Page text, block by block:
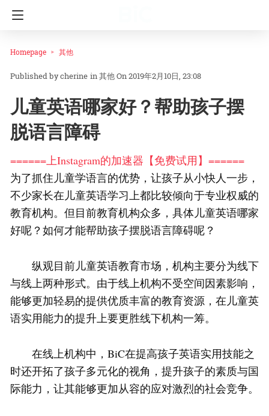
Homepage 其他
cherine in其他On 2019年2月10日, 23:08
儿童英语哪家好？帮助孩子摆
脱语言障碍
======上Instagram的加速器【免费试用】======
为了抓住儿童学语言的优势，让孩子从小快人一步，
不少家长在儿童英语学习上都比较倾向于专业权威的
教育机构。但目前教育机构众多，具体儿童英语哪家
好呢？如何才能帮助孩子摆脱语言障碍呢？
纵观目前儿童英语教育市场，机构主要分为线下
与线上两种形式。由于线上机构不受空间因素影响，
能够更加轻易的提供优质丰富的教育资源，在儿童英
语实用能力的提升上要更胜线下机构一筹。
在线上机构中，BiC在提高孩子英语实用技能之
时还开拓了孩子多元化的视角，提升孩子的素质与国
际能力，让其能够更加从容的应对激烈的社会竞争。